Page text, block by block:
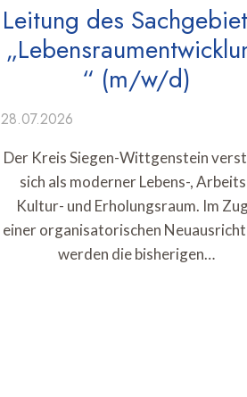
Leitung des
“ (m/w/d)
28.07.2026
Der Kreis Siegen-Wittgenstein
sich als moderner Lebens-,
Kultur- und Erholungsraum. Im
einer organisatorischen
werden die bisherigen…